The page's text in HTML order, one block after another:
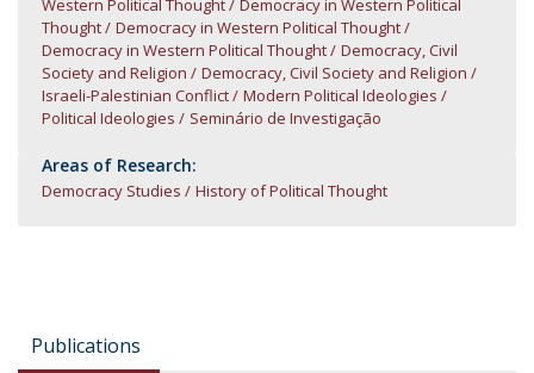
Western Political Thought
Democracy in Western Political
Thought
Democracy in Western Political Thought
Democracy in Western Political Thought
Democracy, Civil
Society and Religion
Democracy, Civil Society and Religion
Israeli-Palestinian Conflict
Modern Political Ideologies
Political Ideologies
Seminário de Investigação
Areas of Research:
Democracy Studies History of Political Thought
Publications